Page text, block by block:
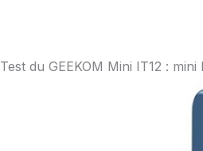
Test du GEEKOM Mini IT12 :